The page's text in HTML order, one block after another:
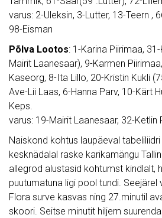
varus: 2-Uleksin, 3-Lutter, 13-Teern ,
98-Eisman
Põlva Lootos: 1-Karina Piirimaa,
Mairit Laanesaar), 9-Karmen
Kaseorg, 8-Ita Lillo, 20-Kristin Kukli
Ave-Lii Laas, 6-Hanna Parv, 10-Kärt
Keps.
varus: 19-Mairit Laanesaar, 32-Ketlin
Naiskond kohtus laupäeval
kesknädalal raske karikamängu
allegrod alustasid kohtumst kindlalt,
puutumatuna ligi pool tundi. Seejärel
Flora surve kasvas ning 27.minutil
skoori. Seitse minutit hiljem